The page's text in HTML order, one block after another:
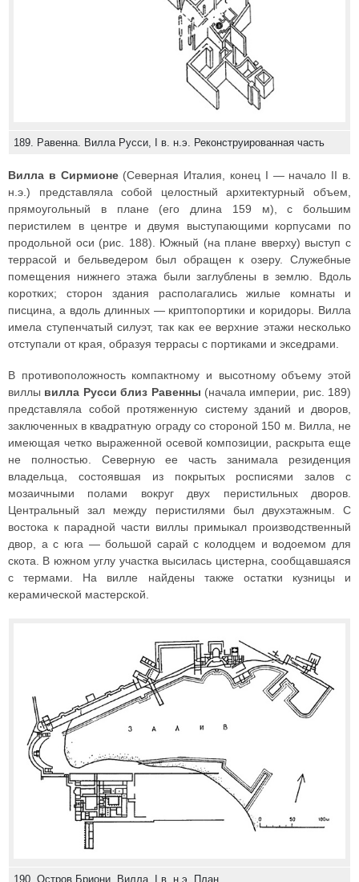
189. Равенна. Вилла Русси, I в. н.э. Реконструированная часть
Вилла в Сирмионе (Северная Италия, конец I — начало II в.
н.э.) представляла собой целостный архитектурный объем,
прямоугольный в плане (его длина 159 м), с большим
перистилем в центре и двумя выступающими корпусами по
продольной оси (рис. 188). Южный (на плане вверху) выступ с
террасой и бельведером был обращен к озеру. Служебные
помещения нижнего этажа были заглублены в землю. Вдоль
коротких; сторон здания располагались жилые комнаты и
писцина, а вдоль длинных — криптопортики и коридоры. Вилла
имела ступенчатый силуэт, так как ее верхние этажи несколько
отступали от края, образуя террасы с портиками и экседрами.
В противоположность компактному и высотному объему этой
виллы вилла Русси близ Равенны (начала империи, рис. 189)
представляла собой протяженную систему зданий и дворов,
заключенных в квадратную ограду со стороной 150 м. Вилла, не
имеющая четко выраженной осевой композиции, раскрыта еще
не полностью. Северную ее часть занимала резиденция
владельца, состоявшая из покрытых росписями залов с
мозаичными полами вокруг двух перистильных дворов.
Центральный зал между перистилями был двухэтажным. С
востока к парадной части виллы примыкал производственный
двор, а с юга — большой сарай с колодцем и водоемом для
скота. В южном углу участка высилась цистерна, сообщавшаяся
с термами. На вилле найдены также остатки кузницы и
керамической мастерской.
190. Остров Бриони. Вилла, I в. н.э. План